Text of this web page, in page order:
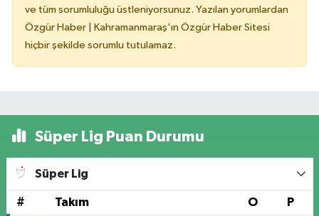
ve tüm sorumluluğu üstleniyorsunuz. Yazılan yorumlardan
Özgür Haber | Kahramanmaraş'ın Özgür Haber Sitesi
hiçbir şekilde sorumlu tutulamaz.
Süper Lig Puan Durumu
Süper Lig
# Takım O P